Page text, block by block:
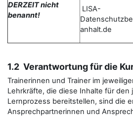
DERZEIT nicht
benannt!
LISA-
anhalt.de
1.2 Verantwortung für die
Trainerinnen und Trainer im
Lehrkräfte, die diese Inhalte für den
Lernprozess bereitstellen, sind die
Ansprechpartnerinnen und